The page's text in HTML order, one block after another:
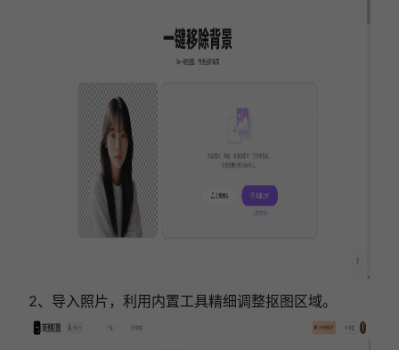
2、导入照片，利用内置工具精细调整抠图区域。